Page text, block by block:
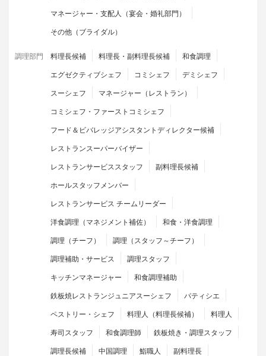
マネージャー・支配人（宴会・婚礼部門）
その他（ブライダル）
調理部門 料理長候補 料理長・副料理長候補
和食調理
エグゼクティブシェフ
コミシェフ
デミシェフ
スーシェフ
マネージャー（レストラン）
コミシェフ・ファーストコミシェフ
フード＆ビバレッジアシスタントディレクター候補
レストランスーパーバイザー
レストランサービススタッフ
副料理長候補
ホールスタッフメンバー
レストランサービス チームリーダー
洋食調理（マネジメント補佐）
和食・洋食調理
調理（チーフ）
調理（スタッフ～チーフ）
調理補助・サービス
調理スタッフ
キッチンマネージャー
和食調理補助
鉄板焼レストランジュニアスーシェフ
パティシエ
ペストリー・シェフ
料理人（料理長候補）
料理人
寿司スタッフ
和食調理師
鉄板焼き・調理スタッフ
調理長候補
中国調理 鮨職人
副料理長